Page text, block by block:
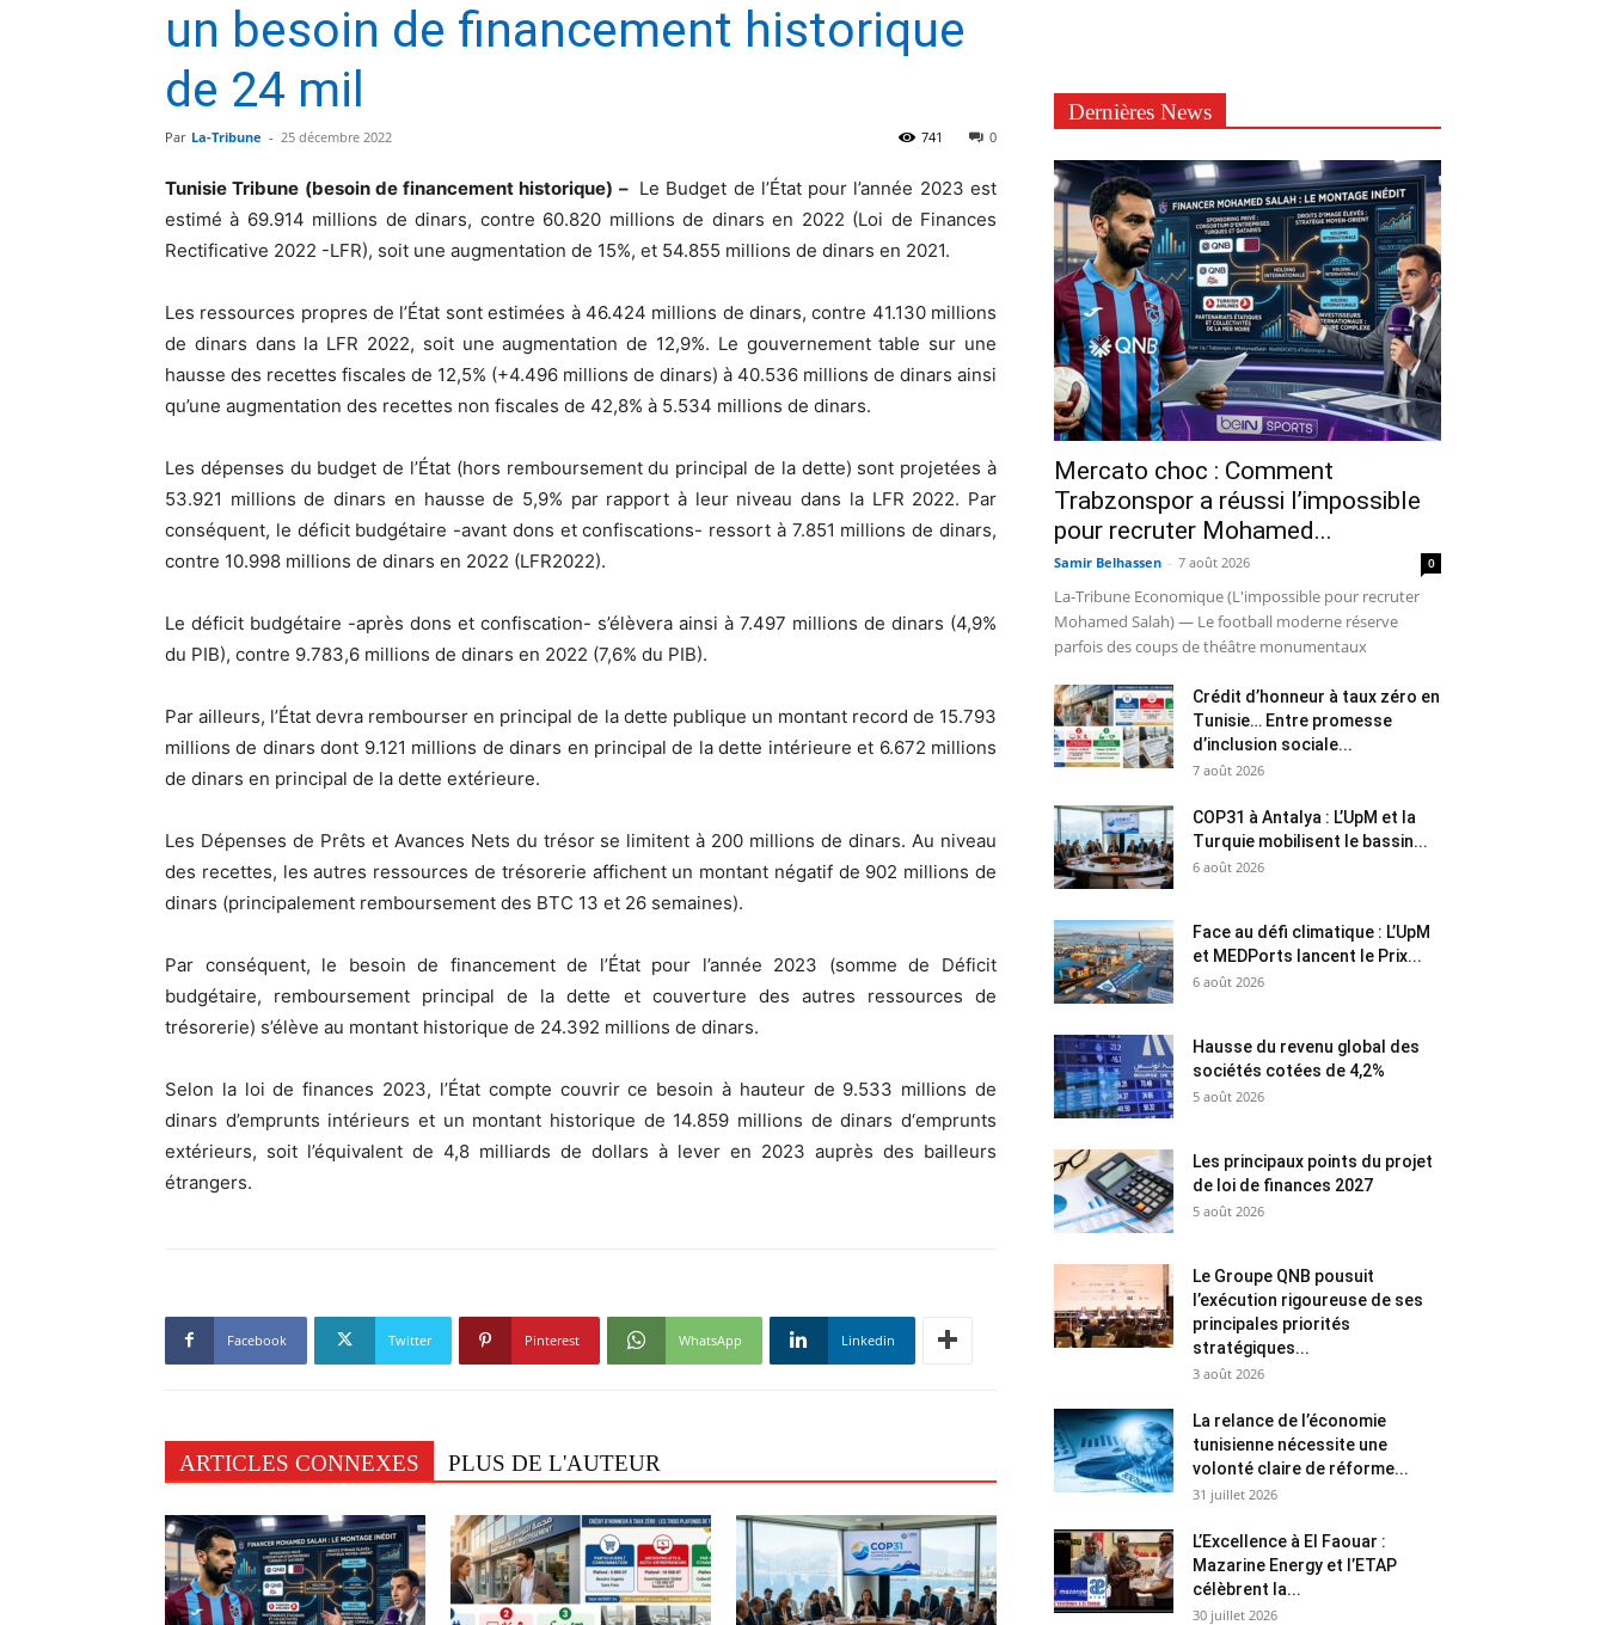
un besoin de financement historique
de 24 mil
Par La-Tribune - 25 décembre 2022 0
741
Tunisie Tribune (besoin de financement historique) – Le Budget de l’État pour l’année 2023 est
estimé à 69.914 millions de dinars, contre 60.820 millions de dinars en 2022 (Loi de Finances
Rectificative 2022 -LFR), soit une augmentation de 15%, et 54.855 millions de dinars en 2021.
Les ressources propres de l’État sont estimées à 46.424 millions de dinars, contre 41.130 millions
de dinars dans la LFR 2022, soit une augmentation de 12,9%. Le gouvernement table sur une
hausse des recettes fiscales de 12,5% (+4.496 millions de dinars) à 40.536 millions de dinars ainsi
qu’une augmentation des recettes non fiscales de 42,8% à 5.534 millions de dinars.
Les dépenses du budget de l’État (hors remboursement du principal de la dette) sont projetées à
53.921 millions de dinars en hausse de 5,9% par rapport à leur niveau dans la LFR 2022. Par
conséquent, le déficit budgétaire -avant dons et confiscations- ressort à 7.851 millions de dinars,
contre 10.998 millions de dinars en 2022 (LFR2022).
Le déficit budgétaire -après dons et confiscation- s’élèvera ainsi à 7.497 millions de dinars (4,9%
du PIB), contre 9.783,6 millions de dinars en 2022 (7,6% du PIB).
Par ailleurs, l’État devra rembourser en principal de la dette publique un montant record de 15.793
millions de dinars dont 9.121 millions de dinars en principal de la dette intérieure et 6.672 millions
de dinars en principal de la dette extérieure.
Les Dépenses de Prêts et Avances Nets du trésor se limitent à 200 millions de dinars. Au niveau
des recettes, les autres ressources de trésorerie affichent un montant négatif de 902 millions de
dinars (principalement remboursement des BTC 13 et 26 semaines).
Par conséquent, le besoin de financement de l’État pour l’année 2023 (somme de Déficit
budgétaire, remboursement principal de la dette et couverture des autres ressources de
trésorerie) s’élève au montant historique de 24.392 millions de dinars.
Selon la loi de finances 2023, l’État compte couvrir ce besoin à hauteur de 9.533 millions de
dinars d’emprunts intérieurs et un montant historique de 14.859 millions de dinars d‘emprunts
extérieurs, soit l’équivalent de 4,8 milliards de dollars à lever en 2023 auprès des bailleurs
étrangers.
Facebook Twitter Pinterest WhatsApp Linkedin
ARTICLES CONNEXES PLUS DE L'AUTEUR
Dernières News
Mercato choc : Comment
Trabzonspor a réussi l’impossible
pour recruter Mohamed...
Samir Belhassen - 7 août 2026 0
La-Tribune Economique (L'impossible pour recruter
Mohamed Salah) — Le football moderne réserve
parfois des coups de théâtre monumentaux
Crédit d’honneur à taux zéro en
Tunisie… Entre promesse
d’inclusion sociale...
7 août 2026
COP31 à Antalya : L’UpM et la
Turquie mobilisent le bassin...
6 août 2026
Face au défi climatique : L’UpM
et MEDPorts lancent le Prix...
6 août 2026
Hausse du revenu global des
sociétés cotées de 4,2%
5 août 2026
Les principaux points du projet
de loi de finances 2027
5 août 2026
Le Groupe QNB pousuit
l’exécution rigoureuse de ses
principales priorités
stratégiques...
3 août 2026
La relance de l’économie
tunisienne nécessite une
volonté claire de réforme...
31 juillet 2026
L’Excellence à El Faouar :
Mazarine Energy et l’ETAP
célèbrent la...
30 juillet 2026